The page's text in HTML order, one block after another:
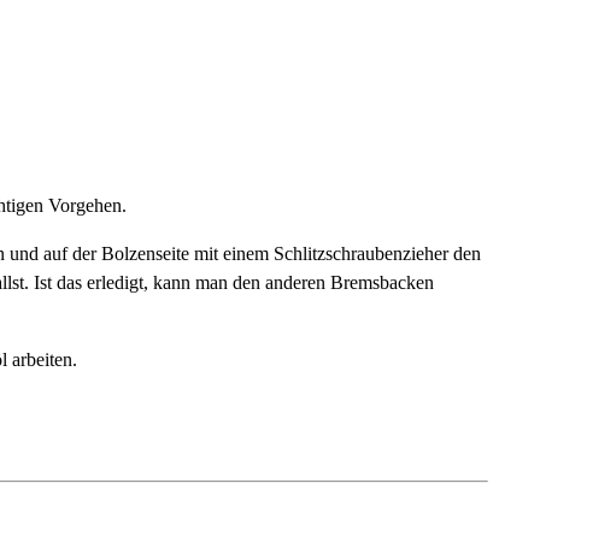
Vorgehen.
auf der Bolzenseite mit einem Schlitzschraubenzieher den
Ist das erledigt, kann man den anderen Bremsbacken
arbeiten.